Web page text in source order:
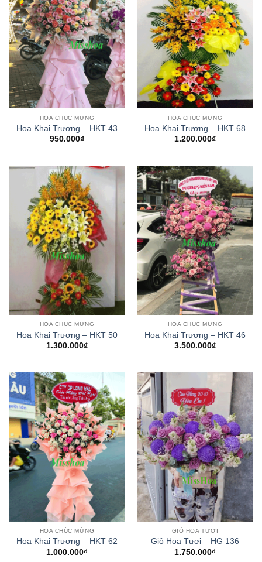
HOA CHÚC MỪNG
Hoa Khai Trương – HKT 43
950.000₫
HOA CHÚC MỪNG
Hoa Khai Trương – HKT 68
1.200.000₫
HOA CHÚC MỪNG
Hoa Khai Trương – HKT 50
1.300.000₫
HOA CHÚC MỪNG
Hoa Khai Trương – HKT 46
3.500.000₫
HOA CHÚC MỪNG
Hoa Khai Trương – HKT 62
1.000.000₫
GIỎ HOA TƯƠI
Giỏ Hoa Tươi – HG 136
1.750.000₫